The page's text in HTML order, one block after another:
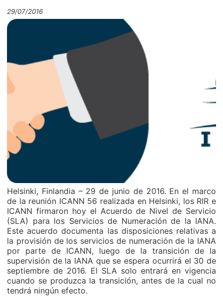
29/07/2016
Helsinki, Finlandia – 29 de junio de 2016. En el marco
de la reunión ICANN 56 realizada en Helsinki, los RIR e
ICANN firmaron hoy el Acuerdo de Nivel de Servicio
(SLA) para los Servicios de Numeración de la IANA.
Este acuerdo documenta las disposiciones relativas a
la provisión de los servicios de numeración de la IANA
por parte de ICANN, luego de la transición de la
supervisión de la IANA que se espera ocurrirá el 30 de
septiembre de 2016. El SLA solo entrará en vigencia
cuando se produzca la transición, antes de la cual no
tendrá ningún efecto.